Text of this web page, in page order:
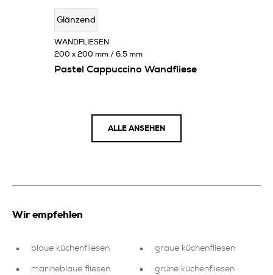
Glänzend
Pastel Cappuccino Wandfliese
WANDFLIESEN
200 x 200 mm / 6.5 mm
ALLE ANSEHEN
Wir empfehlen
blaue küchenfliesen
marineblaue fliesen
graue küchenfliesen
grüne küchenfliesen